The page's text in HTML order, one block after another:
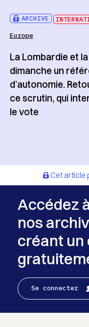
ARCHIVE
Europe
La Lombardie et
dimanche un
d’autonomie.
ce scrutin, qui
le vote
Cet article
Accédez
nos
créant un
Se connecter